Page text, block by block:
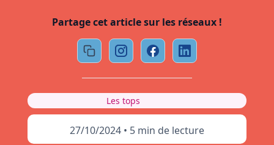
Partage cet article sur les réseaux !
Les tops
27/10/2024 • 5 min de lecture